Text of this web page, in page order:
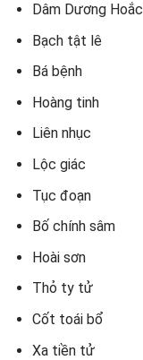
Dâm Dương Hoắc
Bạch tật lê
Bá bệnh
Hoàng tinh
Liên nhục
Lộc giác
Tục đoạn
Bố chính sâm
Hoài sơn
Thỏ ty tử
Cốt toái bổ
Xa tiền tử